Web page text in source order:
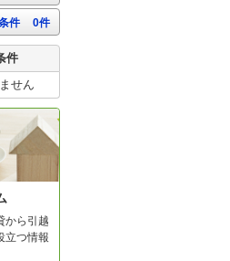
件 0件
件
せん
から引越
立つ情報